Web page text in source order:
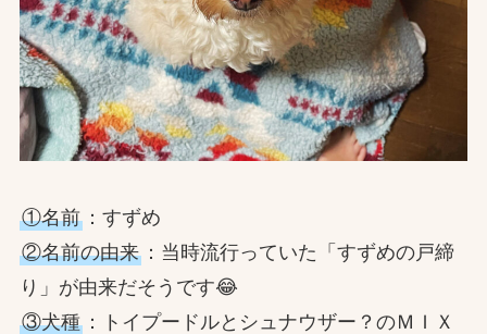
①名前：すずめ
②名前の由来：当時流行っていた「すずめの戸締
り」が由来だそうです😂
③犬種：トイプードルとシュナウザー？のＭＩＸ